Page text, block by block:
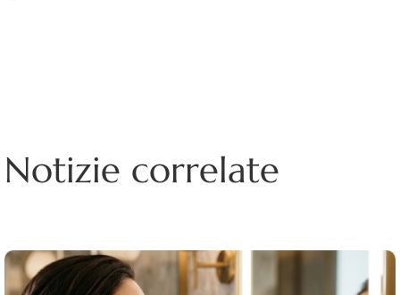
Notizie correlate